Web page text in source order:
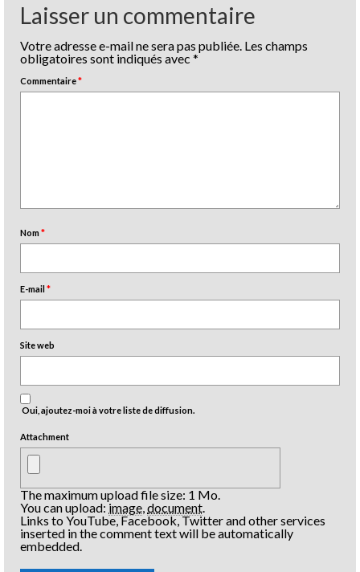
Laisser un commentaire
Votre adresse e-mail ne sera pas publiée. Les champs
obligatoires sont indiqués avec *
Commentaire*
Nom*
E-mail*
Site web
Oui, ajoutez-moi à votre liste de diffusion.
Attachment
The maximum upload file size: 1 Mo.
You can upload:image document
Links to YouTube, Facebook, Twitter and other services
inserted in the comment text will be automatically
embedded.